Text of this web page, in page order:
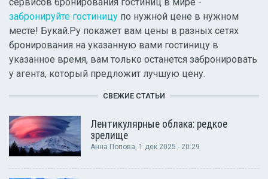
сервисов бронирования гостиниц в мире -
забронируйте гостиницу по нужной цене в нужном
месте! Букай.Ру покажет вам цены в разных сетях
бронирования на указанную вами гостиницу в
указанное время, вам только останется забронировать
у агента, который предложит лучшую цену.
СВЕЖИЕ СТАТЬИ
Лентикулярные облака: редкое
зрелище
Анна Попова, 1 дек 2025 - 20:29